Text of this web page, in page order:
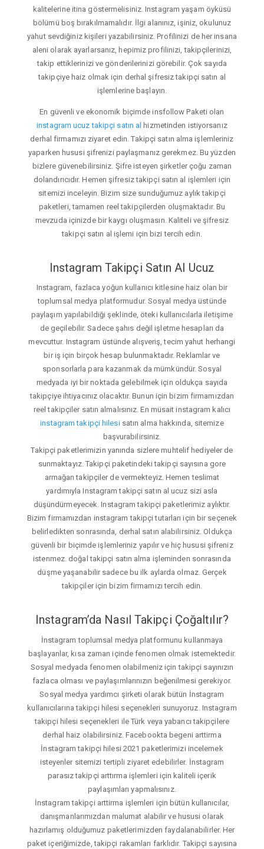
kalitelerine itina göstermelisiniz. Instagram yaşam öyküsü
bölümü boş bırakılmamalıdır. İlgi alanınız, işiniz, okulunuz
yahut sevdiğiniz kişileri yazabilirsiniz. Profilinizi de her insana
aleni olarak ayarlarsanız, hepimiz profilinizi, takipçilerinizi,
takip ettiklerinizi ve gönderilerinizi görebilir. Çok sayıda
takipçiye haiz olmak için derhal şifresiz takipçi satın al
işlemlerine başlayın.
En güvenli ve ekonomik biçimde insfollow Paketi olan
instagram ucuz takipçi satın al hizmetinden istiyorsanız
derhal firmamızı ziyaret edin. Takipçi satın alma işlemleriniz
yaparken hususi şifrenizi paylaşmanız gerekmez. Bu yüzden
bizlere güvenebilirsiniz. Şifre isteyen şirketler çoğu zaman
dolandırıcıdır. Hemen şifresiz takipçi satın al işlemleri için
sitemizi inceleyin. Bizim size sunduğumuz aylık takipçi
paketleri, tamamen reel takipçilerden oluşmaktadır. Bu
mevzuda içinizde bir kaygı oluşmasın. Kaliteli ve şifresiz
takipçi satın al işlemi için bizi tercih edin.
Instagram Takipçi Satın Al Ucuz
Instagram, fazlaca yoğun kullanıcı kitlesine haiz olan bir
toplumsal medya platformudur. Sosyal medya üstünde
paylaşım yapılabildiği şeklinde, öteki kullanıcılarla iletişime
de geçilebilir. Sadece şahıs değil işletme hesapları da
mevcuttur. Instagram üstünde alışveriş, tecim yahut herhangi
bir iş için birçok hesap bulunmaktadır. Reklamlar ve
sponsorlarla para kazanmak da mümkündür. Sosyal
medyada iyi bir noktada gelebilmek için oldukça sayıda
takipçiye ihtiyacınız olacaktır. Bunun için bizim firmamızdan
reel takipçiler satın almalısınız. En müsait instagram kalıcı
instagram takipçi hilesisatın alma hakkında, sitemize
başvurabilirsiniz.
Takipçi paketlerimizin yanında sizlere muhtelif hediyeler de
sunmaktayız. Takipçi paketindeki takipçi sayısına gore
armağan takipçiler de vermekteyiz. Hemen teslimat
yardımıyla Instagram takipçi satın al ucuz sizi asla
düşündürmeyecek. Instagram takipçi paketlerimiz aylıktır.
Bizim firmamızdan instagram takipçi tutarları için bir seçenek
belirledikten sonrasında, derhal satın alabilirsiniz. Oldukça
güvenli bir biçimde işlemleriniz yapılır ve hiç hususi şifreniz
istenmez. doğal takipçi satın alma işleminden sonrasında
düşme yaşanabilir sadece bu ilk aylarda olmaz. Gerçek
takipçiler için bizim firmamızı tercih edin.
Instagram’da Nasıl Takipçi Çoğaltılır?
İnstagram toplumsal medya platformunu kullanmaya
başlayanlar, kısa zaman içinde fenomen olmak istemektedir.
Sosyal medyada fenomen olabilmeniz için takipçi sayınızın
fazlaca olması ve paylaşımlarınızın beğenilmesi gerekiyor.
Sosyal medya yardımcı şirketi olarak bütün İnstagram
kullanıcılarına takipçi hilesi seçenekleri sunuyoruz. Instagram
takipçi hilesi seçenekleri ile Türk veya yabancı takipçilere
derhal haiz olabilirsiniz. Facebookta begeni arttirma
İnstagram takipçi hilesi 2021 paketlerimizi incelemek
isteyenler sitemizi tertipli ziyaret edebilirler. İnstagram
parasız takipçi arttırma işlemleri için kaliteli içerik
paylaşımları yapmalısınız.
İnstagram takipçi arttirma işlemleri için bütün kullanıcılar,
danışmanlarımızdan malumat alabilir ve hususi olarak
hazırlamış olduğumuz paketlerimizden faydalanabilirler. Her
paket içeriğimizde, takipçi rakamları farklıdır. Takipçi sayısına